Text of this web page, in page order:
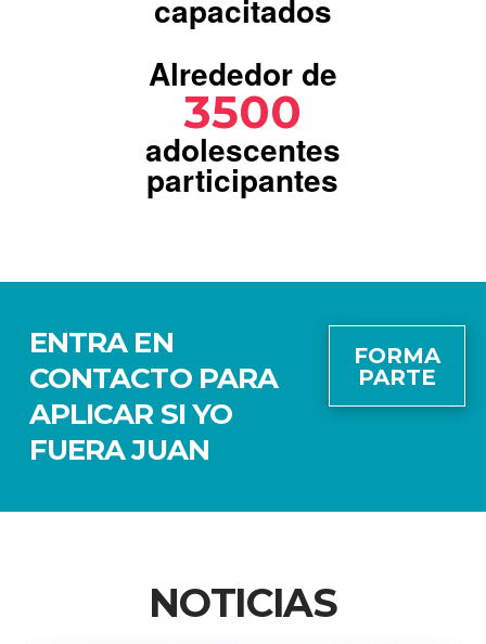
capacitados
Alrededor de
3500
adolescentes
participantes
ENTRA EN
CONTACTO PARA
APLICAR SI YO
FUERA JUAN
FORMA
PARTE
NOTICIAS